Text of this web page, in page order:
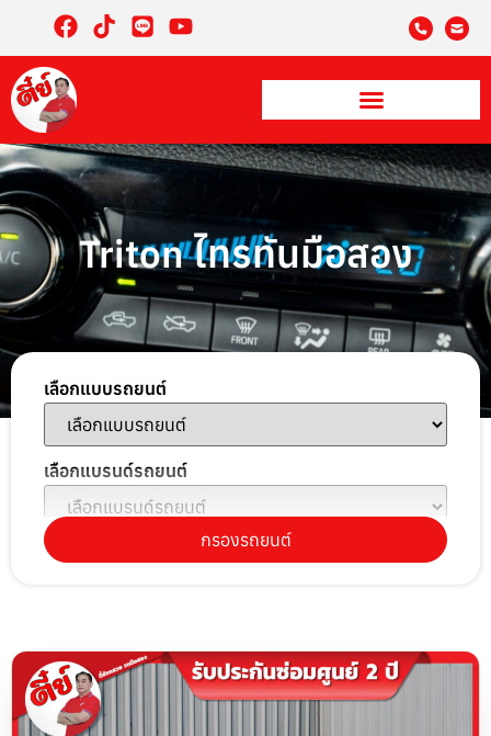
Triton ไทรทันมือสอง
เลือกแบบรถยนต์
เลือกแบรนด์รถยนต์
เลือกรุ่นรถยนต์
เลือกราคา
กรองรถยนต์